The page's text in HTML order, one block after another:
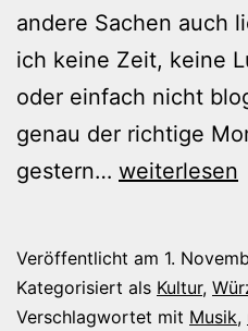
andere Sachen auch
ich keine Zeit, keine
oder einfach nicht
genau der richtige
gestern… Mein
weiterlesen
Veröffentlicht am 1.
Kategorisiert als Kultur,
Verschlagwortet mit Musik,